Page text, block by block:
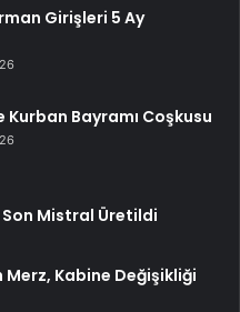
Girişleri 5 Ay
Kurban Bayramı Coşkusu
Mistral Üretildi
Kabine Değişikliği